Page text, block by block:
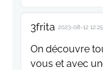
3frita 2023-08-12
On découvre
vous et avec